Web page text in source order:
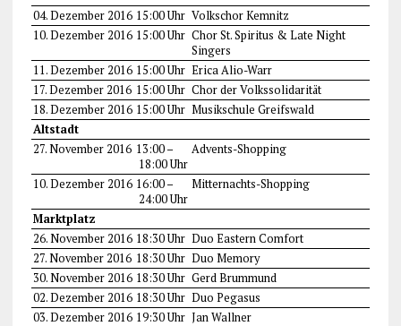
04. Dezember 2016 15:00 Uhr Volkschor Kemnitz
10. Dezember 2016 15:00 Uhr Chor St. Spiritus & Late Night
Singers
11. Dezember 2016 15:00 Uhr Erica Alio-Warr
17. Dezember 2016 15:00 Uhr Chor der Volkssolidarität
18. Dezember 2016 15:00 Uhr Musikschule Greifswald
Altstadt
27. November 2016 13:00 –
18:00 Uhr
Advents-Shopping
10. Dezember 2016 16:00 –
24:00 Uhr
Mitternachts-Shopping
Marktplatz
26. November 2016 18:30 Uhr Duo Eastern Comfort
27. November 2016 18:30 Uhr Duo Memory
30. November 2016 18:30 Uhr Gerd Brummund
02. Dezember 2016 18:30 Uhr Duo Pegasus
03. Dezember 2016 19:30 Uhr Jan Wallner